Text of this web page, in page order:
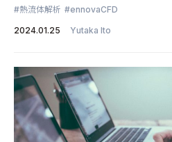
熱流体解析
ennovaCFD
2024.01.25
Yutaka Ito